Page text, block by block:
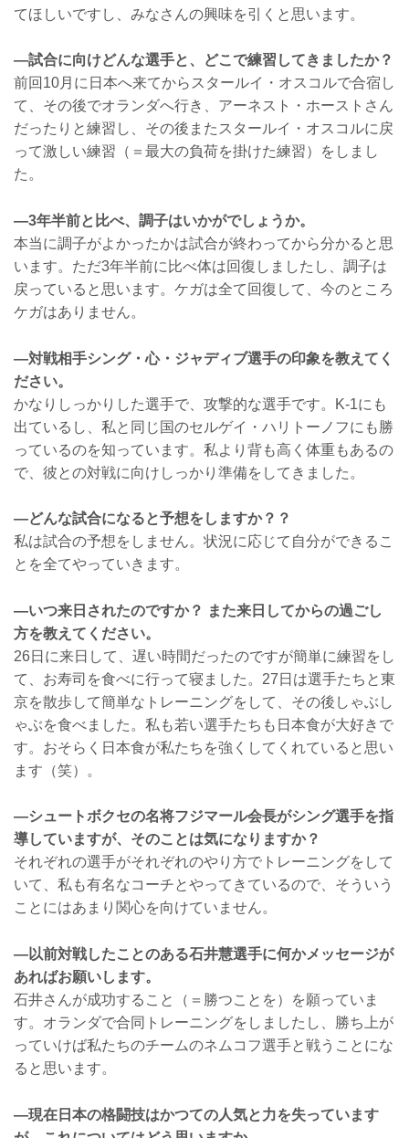
てほしいですし、みなさんの興味を引くと思います。
—試合に向けどんな選手と、どこで練習してきましたか？
前回10月に日本へ来てからスタールイ・オスコルで合宿し
て、その後でオランダへ行き、アーネスト・ホーストさん
だったりと練習し、その後またスタールイ・オスコルに戻
って激しい練習（＝最大の負荷を掛けた練習）をしまし
た。
—3年半前と比べ、調子はいかがでしょうか。
本当に調子がよかったかは試合が終わってから分かると思
います。ただ3年半前に比べ体は回復しましたし、調子は
戻っていると思います。ケガは全て回復して、今のところ
ケガはありません。
—対戦相手シング・心・ジャディブ選手の印象を教えてく
ださい。
かなりしっかりした選手で、攻撃的な選手です。K-1にも
出ているし、私と同じ国のセルゲイ・ハリトーノフにも勝
っているのを知っています。私より背も高く体重もあるの
で、彼との対戦に向けしっかり準備をしてきました。
—どんな試合になると予想をしますか？？
私は試合の予想をしません。状況に応じて自分ができるこ
とを全てやっていきます。
—いつ来日されたのですか？ また来日してからの過ごし
方を教えてください。
26日に来日して、遅い時間だったのですが簡単に練習をし
て、お寿司を食べに行って寝ました。27日は選手たちと東
京を散歩して簡単なトレーニングをして、その後しゃぶし
ゃぶを食べました。私も若い選手たちも日本食が大好きで
す。おそらく日本食が私たちを強くしてくれていると思い
ます（笑）。
—シュートボクセの名将フジマール会長がシング選手を指
導していますが、そのことは気になりますか？
それぞれの選手がそれぞれのやり方でトレーニングをして
いて、私も有名なコーチとやってきているので、そういう
ことにはあまり関心を向けていません。
—以前対戦したことのある石井慧選手に何かメッセージが
あればお願いします。
石井さんが成功すること（＝勝つことを）を願っていま
す。オランダで合同トレーニングをしましたし、勝ち上が
っていけば私たちのチームのネムコフ選手と戦うことにな
ると思います。
―現在日本の格闘技はかつての人気と力を失っています